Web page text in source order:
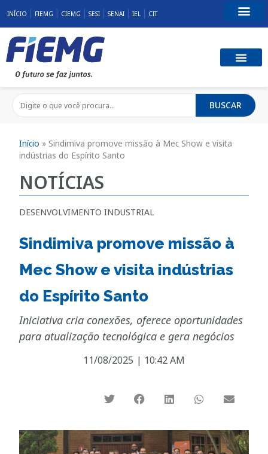
INÍCIO FIEMG CIEMG SESI SENAI IEL CIT
BUSCAR
Início » Sindimiva promove missão à Mec Show e visita
indústrias do Espírito Santo
NOTÍCIAS
DESENVOLVIMENTO INDUSTRIAL
Sindimiva promove missão à
Mec Show e visita indústrias
do Espírito Santo
Iniciativa cria conexões, oferece oportunidades
para atualização tecnológica e gera negócios
11/08/2025 | 10:42 AM